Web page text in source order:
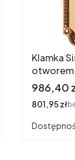
Klamka
otworem
złoto
Cena
986,40
Cena
801,95 zł